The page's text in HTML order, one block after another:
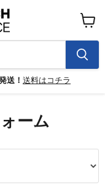
送！ 送料はコチラ
カ
ー
ト
を
見
ーム